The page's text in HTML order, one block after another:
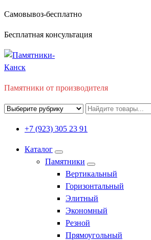
Перейти
содержимому
Самовывоз-бесплатно
Бесплатная консультация
Памятники от производителя
+7 (923) 305 23 91
Каталог
Памятники
Вертикальный
Горизонтальный
Элитный
Экономный
Резной
Прямоугольный